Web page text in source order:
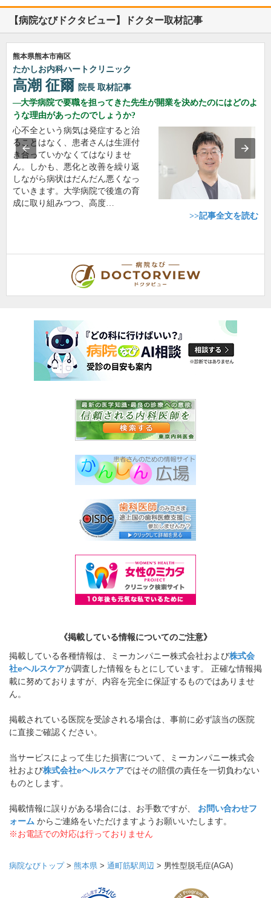
【病院なびドクタビュー】ドクター取材記事
熊本県熊本市南区
たかしお内科ハートクリニック
高潮 征爾 院長 取材記事
大学病院で要職を担ってきた先生が開業を決めたのにはどのよ
うな理由があったのでしょうか?
心不全という病気は発症すると治
ることはなく、患者さんは生涯付
き合っていかなくてはなりませ
ん。しかも、悪化と改善を繰り返
しながら病状はだんだん悪くなっ
ていきます。大学病院で後進の育
成に取り組みつつ、高度…
>>記事全文を読む
《掲載している情報についてのご注意》
掲載している各種情報は、ミーカンパニー株式会社および株式会
社eヘルスケアが調査した情報をもとにしています。 正確な情報掲
載に努めておりますが、内容を完全に保証するものではありませ
ん。
掲載されている医院を受診される場合は、事前に必ず該当の医院
に直接ご確認ください。
当サービスによって生じた損害について、ミーカンパニー株式会
社および株式会社eヘルスケアではその賠償の責任を一切負わない
ものとします。
掲載情報に誤りがある場合には、お手数ですが、 お問い合わせフ
ォーム からご連絡をいただけますようお願いいたします。
※お電話での対応は行っておりません
病院なびトップ> 熊本県 > 通町筋駅周辺 > 男性型脱毛症(AGA)